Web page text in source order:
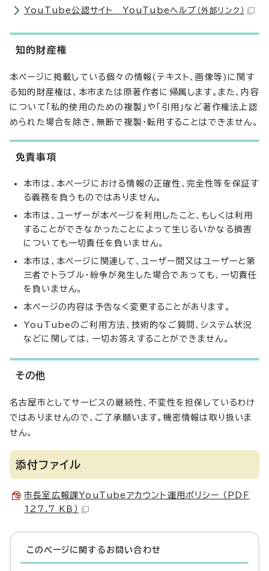
YouTube公認サイト YouTubeヘルプ （外部リンク）
知的財産権
本ページに掲載している個々の情報(テキスト、画像等)に関す
る知的財産権は、本市または原著作者に帰属します。また、内容
について「私的使用のための複製」や「引用」など著作権法上認
められた場合を除き、無断で複製・転用することはできません。
免責事項
本市は、本ページにおける情報の正確性、完全性等を保証す
る義務を負うものではありません。
本市は、ユーザーが本ページを利用したこと、もしくは利用
することができなかったことによって生じるいかなる損害
についても一切責任を負いません。
本市は、本ページに関連して、ユーザー間又はユーザーと第
三者でトラブル・紛争が発生した場合であっても、一切責任
を負いません。
本ページの内容は予告なく変更することがあります。
YouTubeのご利用方法、技術的なご質問、システム状況
などに関しては、一切お答えすることができません。
その他
名古屋市としてサービスの継続性、不変性を担保しているわけ
ではありませんので、ご了承願います。機密情報は取り扱いま
せん。
添付ファイル
市長室広報課YouTubeアカウント運用ポリシー （PDF
127.7 KB）
このページに関する お問い合わせ